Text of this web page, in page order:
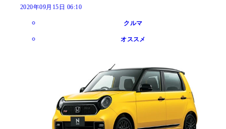
2020年09月15日 06:10
クルマ
オススメ